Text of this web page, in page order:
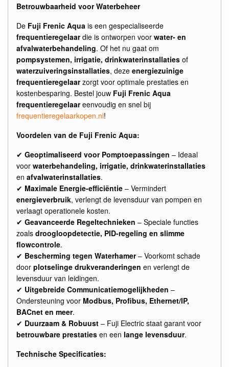
Betrouwbaarheid voor Waterbeheer
De Fuji Frenic Aqua is een gespecialiseerde
frequentieregelaardie is ontworpen voor water- en
afvalwaterbehandeling. Of het nu gaat om
pompsystemen, irrigatie, drinkwaterinstallaties of
waterzuiveringsinstallaties, deze energiezuinige
frequentieregelaarzorgt voor optimale prestaties en
kostenbesparing. Bestel jouw Fuji Frenic Aqua
frequentieregelaareenvoudig en snel bij
frequentieregelaarkopen.nl!
Voordelen van de Fuji Frenic Aqua:
✔ Geoptimaliseerd voor Pomptoepassingen – Ideaal
voor waterbehandeling, irrigatie, drinkwaterinstallaties
en afvalwaterinstallaties.
✔ Maximale Energie-efficiëntie – Vermindert
energieverbruik, verlengt de levensduur van pompen en
verlaagt operationele kosten.
✔ Geavanceerde Regeltechnieken – Speciale functies
zoals droogloopdetectie, PID-regeling en slimme
flowcontrole.
✔ Bescherming tegen Waterhamer– Voorkomt schade
door plotselinge drukveranderingen en verlengt de
levensduur van leidingen.
✔ Uitgebreide Communicatiemogelijkheden –
Ondersteuning voor Modbus, Profibus, Ethernet/IP,
BACnet en meer.
✔ Duurzaam & Robuust – Fuji Electric staat garant voor
betrouwbare prestaties en een lange levensduur.
Technische Specificaties: